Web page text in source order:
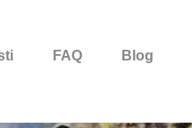
FAQ Blog